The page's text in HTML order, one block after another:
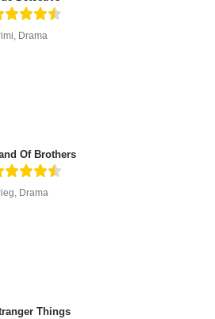
Drama
Of Brothers
, Drama
Things